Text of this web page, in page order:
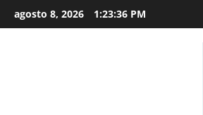
al
agosto 8, 2026 1:23:37 PM